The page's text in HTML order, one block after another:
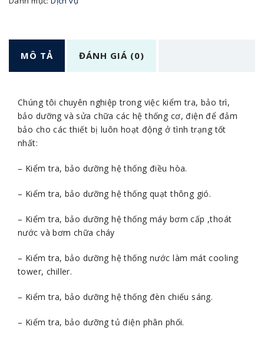
MÔ TẢ ĐÁNH GIÁ (0)
Chúng tôi chuyên nghiệp trong việc kiểm tra, bảo trì,
bảo dưỡng và sửa chữa các hệ thống cơ, điện để đảm
bảo cho các thiết bị luôn hoạt động ở tình trạng tốt
nhất:
– Kiểm tra, bảo dưỡng hệ thống điều hòa.
– Kiểm tra, bảo dưỡng hệ thống quạt thông gió.
– Kiểm tra, bảo dưỡng hệ thống máy bơm cấp ,thoát
nước và bơm chữa cháy
– Kiểm tra, bảo dưỡng hệ thống nước làm mát cooling
tower, chiller.
– Kiểm tra, bảo dưỡng hệ thống đèn chiếu sáng.
– Kiểm tra, bảo dưỡng tủ điện phân phối.